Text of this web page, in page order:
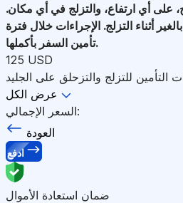
على أي ارتفاع، والتزلج في أي مكان.
أثناء التزلج. الإجراءات خلال فترة
تأمين السفر بأكملها.
125 USD
التأمين للتزلج والتزحلق على الجليد
عرض الكل
السعر الإجمالي:
العودة
ادفع
ضمان استعادة الأموال